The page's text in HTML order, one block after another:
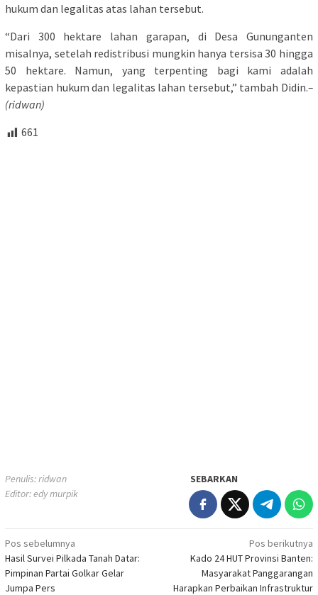
hukum dan legalitas atas lahan tersebut.
“Dari 300 hektare lahan garapan, di Desa Gununganten
misalnya, setelah redistribusi mungkin hanya tersisa 30 hingga
50 hektare. Namun, yang terpenting bagi kami adalah
kepastian hukum dan legalitas lahan tersebut,” tambah Didin.–
(ridwan)
661
Penulis: ridwan
Editor: edy murpik
SEBARKAN
Navigasi
pos
Pos sebelumnya
Hasil Survei Pilkada Tanah Datar:
Pimpinan Partai Golkar Gelar
Jumpa Pers
Pos berikutnya
Kado 24 HUT Provinsi Banten:
Masyarakat Panggarangan
Harapkan Perbaikan Infrastruktur